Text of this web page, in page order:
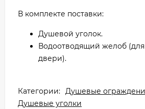
В комплекте поставки:
Душевой уголок.
Водоотводящий желоб
двери).
Категории: Душевые
Душевые уголки